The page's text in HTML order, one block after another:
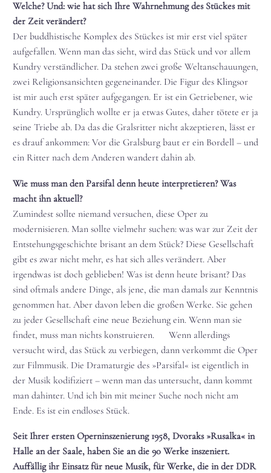
Welche? Und: wie hat sich Ihre Wahrnehmung des Stückes mit
der Zeit verändert?
Der buddhistische Komplex des Stückes ist mir erst viel später
aufgefallen. Wenn man das sieht, wird das Stück und vor allem
Kundry verständlicher. Da stehen zwei große Weltanschauungen,
zwei Religionsansichten gegeneinander. Die Figur des Klingsor
ist mir auch erst später aufgegangen. Er ist ein Getriebener, wie
Kundry. Ursprünglich wollte er ja etwas Gutes, daher tötete er ja
seine Triebe ab. Da das die Gralsritter nicht akzeptieren, lässt er
es drauf ankommen: Vor die Gralsburg baut er ein Bordell – und
ein Ritter nach dem Anderen wandert dahin ab.
Wie muss man den Parsifal denn heute interpretieren? Was
macht ihn aktuell?
Zumindest sollte niemand versuchen, diese Oper zu
modernisieren. Man sollte vielmehr suchen: was war zur Zeit der
Entstehungsgeschichte brisant an dem Stück? Diese Gesellschaft
gibt es zwar nicht mehr, es hat sich alles verändert. Aber
irgendwas ist doch geblieben! Was ist denn heute brisant? Das
sind oftmals andere Dinge, als jene, die man damals zur Kenntnis
genommen hat. Aber davon leben die großen Werke. Sie gehen
zu jeder Gesellschaft eine neue Beziehung ein. Wenn man sie
findet, muss man nichts konstruieren. Wenn allerdings
versucht wird, das Stück zu verbiegen, dann verkommt die Oper
zur Filmmusik. Die Dramaturgie des »Parsifal« ist eigentlich in
der Musik kodifiziert – wenn man das untersucht, dann kommt
man dahinter. Und ich bin mit meiner Suche noch nicht am
Ende. Es ist ein endloses Stück.
Seit Ihrer ersten Operninszenierung 1958, Dvoraks »Rusalka« in
Halle an der Saale, haben Sie an die 90 Werke inszeniert.
Auffällig ihr Einsatz für neue Musik, für Werke, die in der DDR